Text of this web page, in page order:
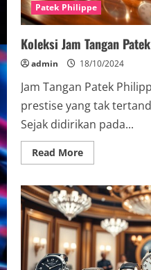
Patek Philippe
Koleksi Jam Tangan
admin 18/10/2024
Jam Tangan Patek
prestise yang tak
Sejak didirikan pada...
Read MoreRead
more
Jam
Tangan
Patek
Philippe
Eksklusif